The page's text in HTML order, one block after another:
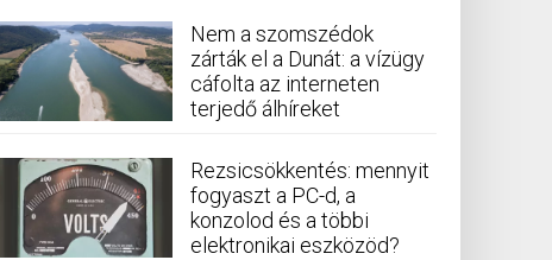
Nem a szomszédok
zárták el a Dunát: a vízügy
cáfolta az interneten
terjedő álhíreket
Rezsicsökkentés: mennyit
fogyaszt a PC-d, a
konzolod és a többi
elektronikai eszközöd?